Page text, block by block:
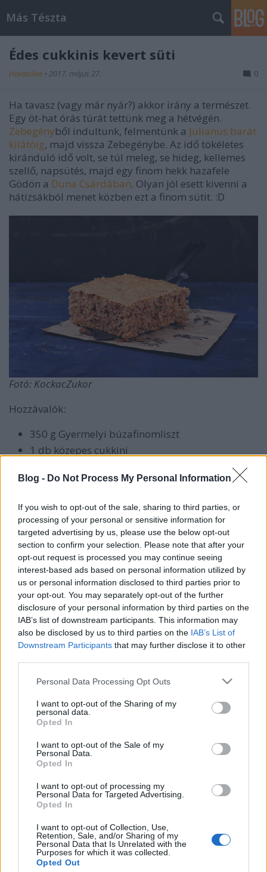
Blog - Do Not Process My Personal Information
If you wish to opt-out of the sale, sharing to third parties, or
processing of your personal or sensitive information for
targeted advertising by us, please use the below opt-out
section to confirm your selection. Please note that after your
opt-out request is processed you may continue seeing
interest-based ads based on personal information utilized by
us or personal information disclosed to third parties prior to
your opt-out. You may separately opt-out of the further
disclosure of your personal information by third parties on the
IAB’s list of downstream participants. This information may
also be disclosed by us to third parties on the IAB’s List of
Downstream Participants that may further disclose it to other
Please note that this website/app uses one or more Google
not limited to your visit or usage behaviour. You may click to
grant or deny consent to Google and its third-party tags to
use your data for below specified purposes in below Google
consent section.
Personal Data Processing Opt Outs
I want to opt-out of the Sharing of my
personal data.
Opted In
I want to opt-out of the Sale of my
Personal Data.
Opted In
I want to opt-out of processing my
Personal Data for Targeted Advertising.
Opted In
I want to opt-out of Collection, Use,
Retention, Sale, and/or Sharing of my
Personal Data that Is Unrelated with the
Purposes for which it was collected.
Opted Out
Más Tészta
Édes cukkinis kevert süti
Havasilive • 2017. május 27. 0
Ha tavasz (vagy már nyár?) akkor irány a természet.
Egy öt-hat órás túrát tettünk meg a hétvégén.
Zebegényből indultunk, felmentünk a Julianus barát
kilátóig, majd vissza Zebegénybe. Az idő tökéletes
kiránduló idő volt, se túl meleg, se hideg, kellemes
szellő, napsütés, majd egy finom hekk hazafele
Gödön a Duna Csárdában. Olyan jól esett kivenni a
hátizsákból menet közben ezt a finom sütit. :D
Fotó: KockacZukor
Hozzávalók:
350 g Gyermelyi búzafinomliszt
1 db közepes cukkini
4 db tojás
1 ek vanília aroma
3 dl napraforgó olaj
1 cs sütőpor
1 tk szódabikarbóna
100 g dió
Elkészítés:
A cukkinit megtisztítjuk, kiszedjük a magjait, majd
lereszeljük. Egy nagyobb tálban a lisztet, a fahéjat és
cukkinit és az összetört diót keverjük össze. A
összedolgozzuk őket. Egy nagy tepsit sütőpapírral
bélelünk ki, vagy margarinnal kenünk ki és
sütőben lassan megsütjük. Porcukorral, dióval
díszítjük a kihűlt fahéjas süteményt.
Készítsünk az édesség mellé egysült sárgarépa
krémlevest rizsszem tésztával. :D
- KockaZukor -